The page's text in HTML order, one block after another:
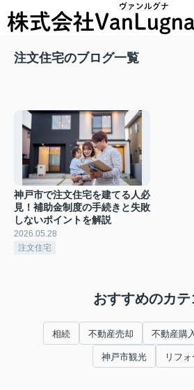
注文住宅のブログ一覧
神戸市で注文住宅を建てる人必
見！補助金制度の手続きと失敗
しないポイントを解説
2026.05.28
注文住宅
おすすめのカテ
相続 不動産売却 不動産購入
神戸市観光 リフ